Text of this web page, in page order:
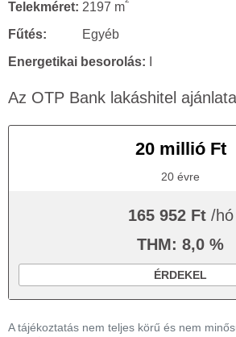
Telekméret: 2197 m
Fűtés:
Egyéb
Energetikai besorolás:
Az OTP Bank lakáshitel ajánlata
20 millió Ft
20 évre
165 952 Ft /hó
THM: 8,0 %
ÉRDEKEL
A tájékoztatás nem teljes körű és nem